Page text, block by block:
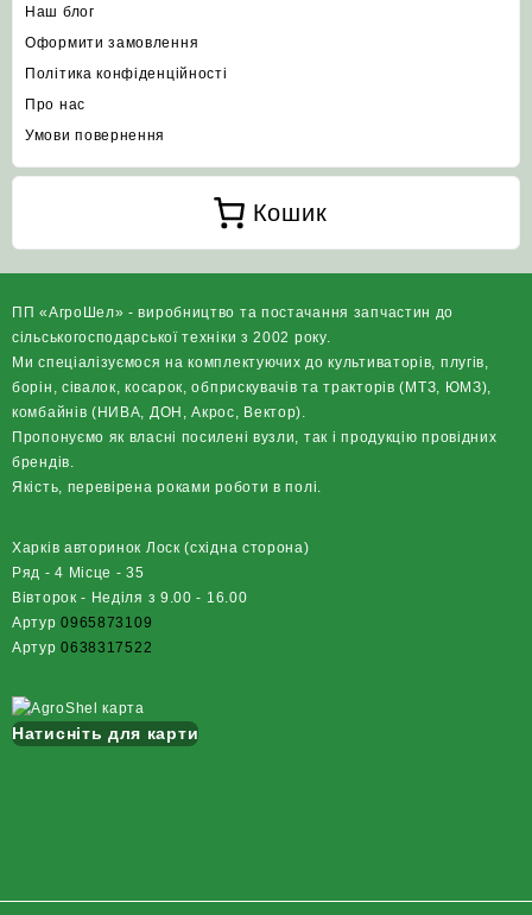
Наш блог
Оформити замовлення
Політика конфіденційності
Про нас
Умови повернення
Кошик
ПП «АгроШел» - виробництво та постачання запчастин до
сільськогосподарської техніки з 2002 року.
Ми спеціалізуємося на комплектуючих до культиваторів, плугів,
борін, сівалок, косарок, обприскувачів та тракторів (МТЗ, ЮМЗ),
комбайнів (НИВА, ДОН, Акрос, Вектор).
Пропонуємо як власні посилені вузли, так і продукцію провідних
брендів.
Якість, перевірена роками роботи в полі.
Харків авторинок Лоск (східна сторона)
Ряд - 4 Місце - 35
Вівторок - Неділя з 9.00 - 16.00
Артур0965873109
Артур0638317522
Натисніть для карти